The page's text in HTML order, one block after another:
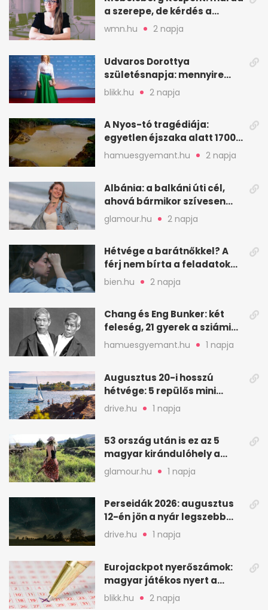
a szerepe, de kérdés a
hitelessége
wmn.hu 2 napja
Udvaros Dorottya
születésnapja: mennyire
ismered a filmszerepeit?
blikk.hu 2 napja
A Nyos-tó tragédiája:
egyetlen éjszaka alatt 1700
ember halt meg
hamuesgyemant.hu 2 napja
Albánia: a balkáni úti cél,
ahová bármikor szívesen
visszamennék
glamour.hu 2 napja
Hétvége a barátnőkkel? A
férj nem bírta a feladatokat,
a feleség levegőt kér
bien.hu 2 napja
Chang és Eng Bunker: két
feleség, 21 gyerek a sziámi
ikrek életében
hamuesgyemant.hu 1 napja
Augusztus 20-i hosszú
hétvége: 5 repülős mini
nyaralás 0 szabadsággal
drive.hu 1 napja
53 ország után is ez az 5
magyar kirándulóhely a
kedvencem
glamour.hu 1 napja
Perseidák 2026: augusztus
12-én jön a nyár legszebb
csillaghullása
drive.hu 1 napja
Eurojackpot nyerőszámok:
magyar játékos nyert a
2026. augusztus 4-i húzáson
blikk.hu 2 napja